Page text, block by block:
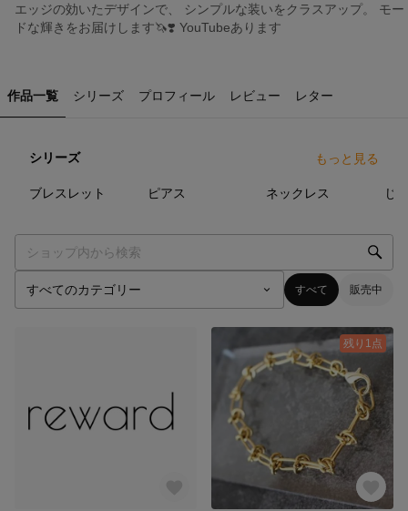
エッジの効いたデザインで、 シンプルな装いをクラスアップ。 モー
ドな輝きをお届けします🦄❣️ YouTubeあります
作品一覧 シリーズ プロフィール レビュー レター
シリーズ もっと見る
ブレスレット ピアス ネックレス じ
すべて 販売中
残り1点